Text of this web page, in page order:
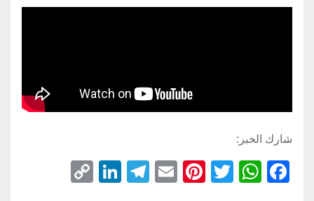
شارك الخبر:
F
W
T
Pi
E
T
Li